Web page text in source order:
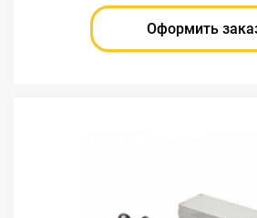
Оформить